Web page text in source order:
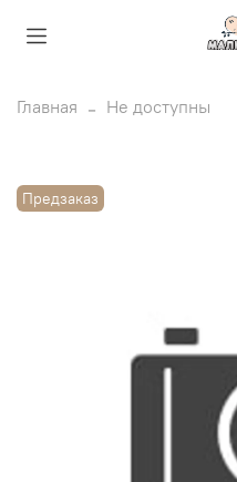
Главная Не доступны
Предзаказ